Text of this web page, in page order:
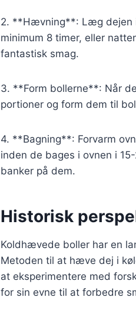
2. **Hævning**: Læg dejen
minimum 8 timer, eller
fantastisk smag.
3. **Form bollerne**: Når
portioner og form dem til
4. **Bagning**: Forvarm
inden de bages i ovnen i
banker på dem.
Historisk
Koldhævede boller har en
Metoden til at hæve dej i
at eksperimentere med
for sin evne til at forbedre